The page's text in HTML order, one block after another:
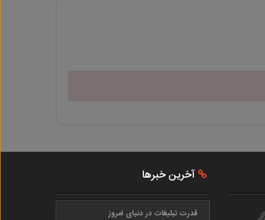
آخرین خبرها
قدرت تبلیغات در دنیای امروز